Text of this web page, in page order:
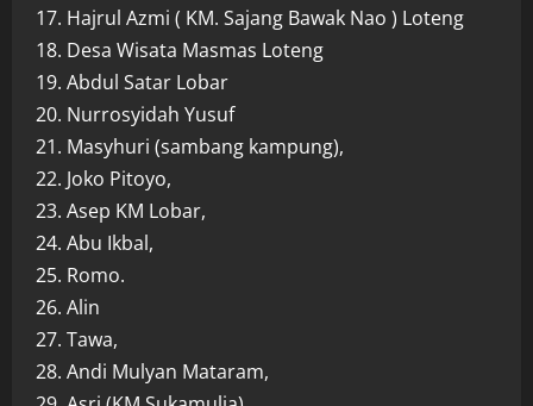
17. Hajrul Azmi ( KM. Sajang Bawak Nao ) Loteng
18. Desa Wisata Masmas Loteng
19. Abdul Satar Lobar
20. Nurrosyidah Yusuf
21. Masyhuri (sambang kampung),
22. Joko Pitoyo,
23. Asep KM Lobar,
24. Abu Ikbal,
25. Romo.
26. Alin
27. Tawa,
28. Andi Mulyan Mataram,